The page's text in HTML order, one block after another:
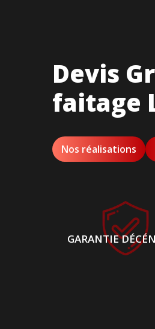
Devis
faitage
Nos réalisations
GARANTIE